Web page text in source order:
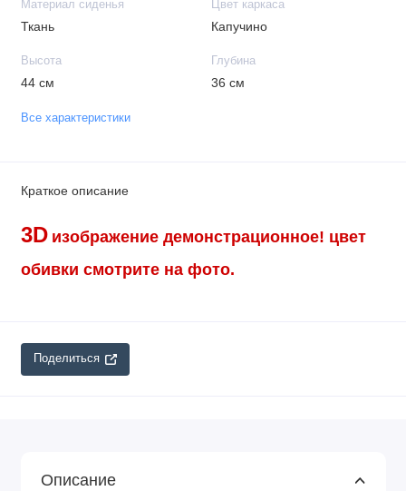
Материал сиденья
Ткань
Цвет каркаса
Капучино
Высота
44 см
Глубина
36 см
Все характеристики
Краткое описание
3D изображение демонстрационное! цвет
обивки смотрите на фото.
Поделиться
Описание